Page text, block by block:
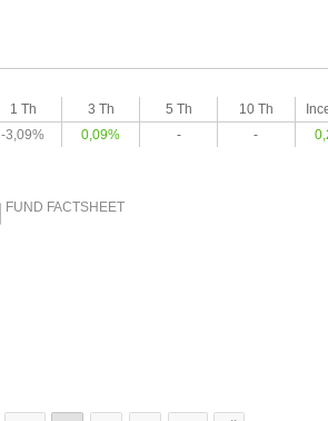
1 Th 3 Th 5 Th 10 Th
-3,09% 0,09% - -
FUND FACTSHEET